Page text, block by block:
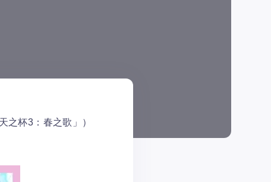
杯3：春之歌」）